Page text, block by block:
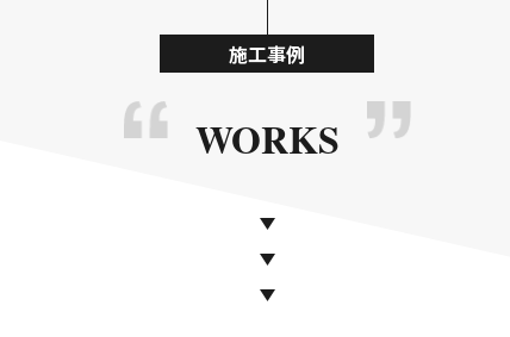
施工事例
WORKS